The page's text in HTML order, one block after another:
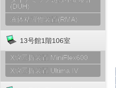
(DUH)
液体粘弾性装置(RMA)
13号館1階106室
X線回折装置 MiniFlex600
X線回折装置 Ultima IV